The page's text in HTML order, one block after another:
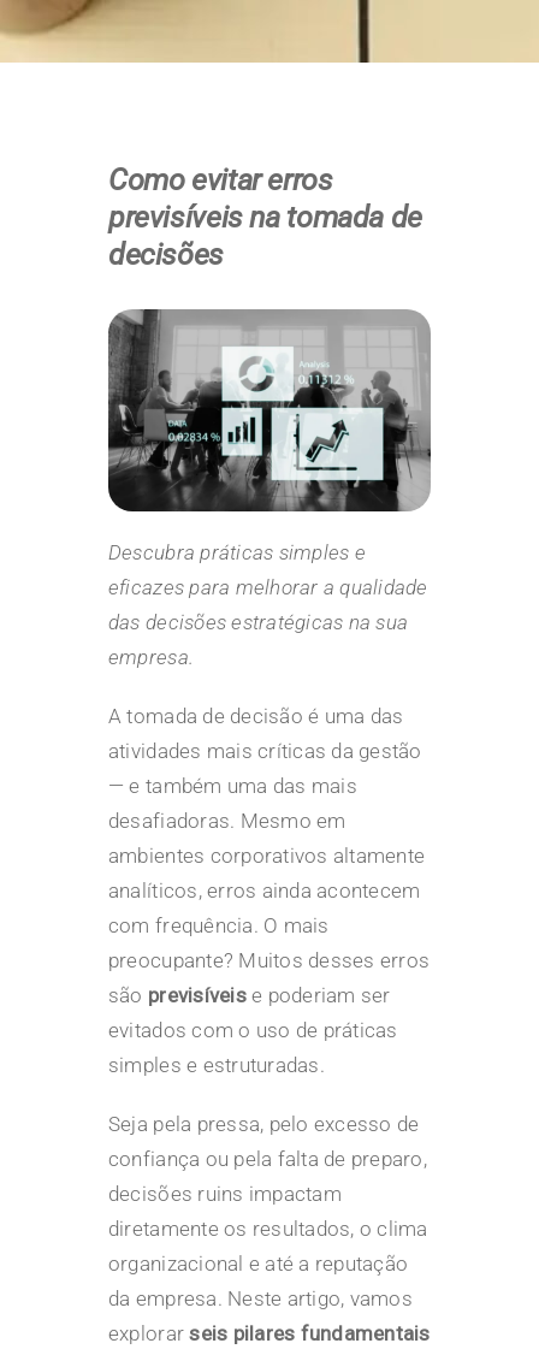
Como evitar erros
previsíveis na tomada de
decisões
Descubra práticas simples e
eficazes para melhorar a qualidade
das decisões estratégicas na sua
empresa.
A tomada de decisão é uma das
atividades mais críticas da gestão
— e também uma das mais
desafiadoras. Mesmo em
ambientes corporativos altamente
analíticos, erros ainda acontecem
com frequência. O mais
preocupante? Muitos desses erros
são previsíveise poderiam ser
evitados com o uso de práticas
simples e estruturadas.
Seja pela pressa, pelo excesso de
confiança ou pela falta de preparo,
decisões ruins impactam
diretamente os resultados, o clima
organizacional e até a reputação
da empresa. Neste artigo, vamos
explorarseis pilares fundamentais